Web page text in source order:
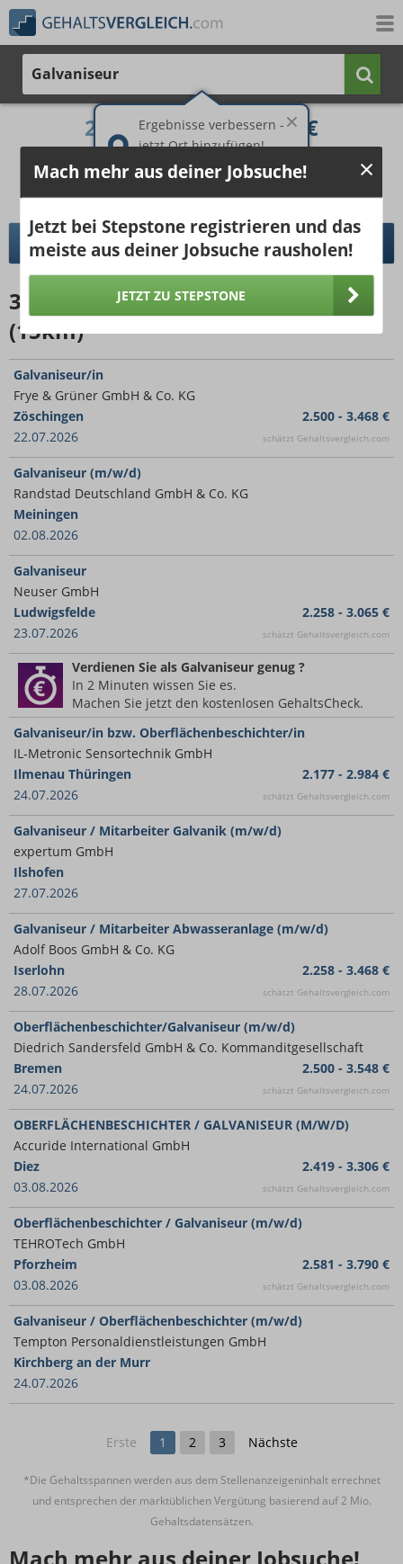
Ergebnisse verbessern -
jetzt Ort hinzufügen!
Galvaniseur
2.393 € 3.620 €
Bruttogehalt bei 40 Wochenstunden.
pro Jahr pro Monat
DETAILLIERTER GEHALTSVERGLEICH
39 Jobangebotefür Galvaniseur
(15km)
Galvaniseur/in
Frye & Grüner GmbH & Co. KG
Zöschingen
22.07.2026
2.500 - 3.468 €
schätzt Gehaltsvergleich.com
Galvaniseur (m/w/d)
Randstad Deutschland GmbH & Co. KG
Meiningen
02.08.2026
Galvaniseur
Neuser GmbH
Ludwigsfelde
23.07.2026
2.258 - 3.065 €
schätzt Gehaltsvergleich.com
Verdienen Sie als Galvaniseur genug ?
In 2 Minuten wissen Sie es.
Machen Sie jetzt den kostenlosen GehaltsCheck.
Galvaniseur/in bzw. Oberflächenbeschichter/in
IL-Metronic Sensortechnik GmbH
Ilmenau Thüringen
24.07.2026
2.177 - 2.984 €
schätzt Gehaltsvergleich.com
Galvaniseur / Mitarbeiter Galvanik (m/w/d)
expertum GmbH
Ilshofen
27.07.2026
Galvaniseur / Mitarbeiter Abwasseranlage (m/w/d)
Adolf Boos GmbH & Co. KG
Iserlohn
28.07.2026
2.258 - 3.468 €
schätzt Gehaltsvergleich.com
Oberflächenbeschichter/Galvaniseur (m/w/d)
Diedrich Sandersfeld GmbH & Co. Kommanditgesellschaft
Bremen
24.07.2026
2.500 - 3.548 €
schätzt Gehaltsvergleich.com
OBERFLÄCHENBESCHICHTER / GALVANISEUR (M/W/D)
Accuride International GmbH
Diez
03.08.2026
2.419 - 3.306 €
schätzt Gehaltsvergleich.com
Oberflächenbeschichter / Galvaniseur (m/w/d)
TEHROTech GmbH
Pforzheim
03.08.2026
2.581 - 3.790 €
schätzt Gehaltsvergleich.com
Galvaniseur / Oberflächenbeschichter (m/w/d)
Tempton Personaldienstleistungen GmbH
Kirchberg an der Murr
24.07.2026
Erste 1 2 3 Nächste
*Die Gehaltsspannen werden aus dem Stellenanzeigeninhalt errechnet
und entsprechen der marktüblichen Vergütung basierend auf 2 Mio.
Gehaltsdatensätzen.
Mach mehr aus deiner Jobsuche!
Jetzt bei Stepstone registrieren und das
meiste aus deiner Jobsuche rausholen!
JETZT ZU STEPSTONE